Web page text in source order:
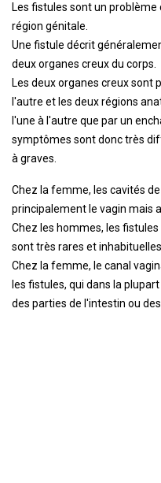
Les fistules sont un
région génitale.
Une fistule décrit
deux organes creux du corps.
Les deux organes creux sont
l'autre et les deux régions
l'une à l'autre que par un
symptômes sont donc très
à graves.
Chez la femme, les cavités
principalement le vagin mais
Chez les hommes, les
sont très rares et inhabituelles.
Chez la femme, le canal
les fistules, qui dans la
des parties de l'intestin ou